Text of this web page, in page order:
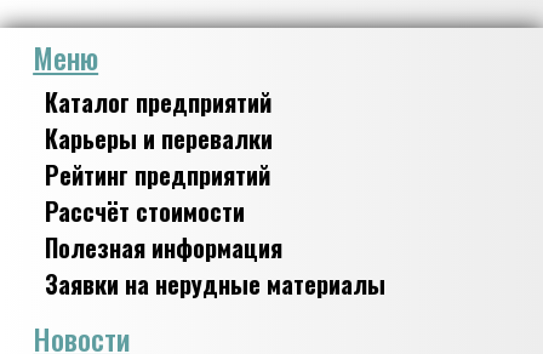
Меню
Каталог предприятий
Карьеры и перевалки
Рейтинг предприятий
Рассчёт стоимости
Полезная информация
Заявки на нерудные материалы
Новости